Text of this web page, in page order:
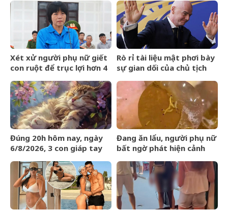
cưỡng, ăn tiền nhất là đôi
mắt cực phẩm
Xét xử người phụ nữ giết
con ruột để trục lợi hơn 4
Rò rỉ tài liệu mật phơi bày
sự gian dối của chủ tịch
League
Đúng 20h hôm nay, ngày
6/8/2026, 3 con giáp tay
VÀNG, phú quý ngập nhà
Đang ăn lẩu, người phụ nữ
bất ngờ phát hiện cảnh
gà&amp;apos; trong nồi